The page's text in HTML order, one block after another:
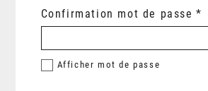
Confirmation mot de passe
Afficher mot de passe